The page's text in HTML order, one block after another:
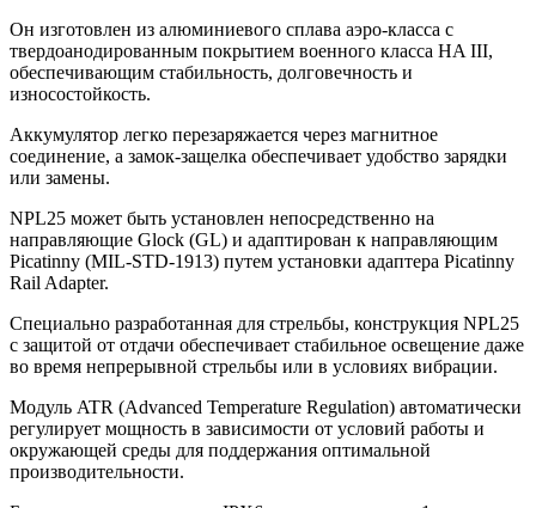
Он изготовлен из алюминиевого сплава аэро-класса с
твердоанодированным покрытием военного класса HA III,
обеспечивающим стабильность, долговечность и
износостойкость.
Аккумулятор легко перезаряжается через магнитное
соединение, а замок-защелка обеспечивает удобство зарядки
или замены.
NPL25 может быть установлен непосредственно на
направляющие Glock (GL) и адаптирован к направляющим
Picatinny (MIL-STD-1913) путем установки адаптера Picatinny
Rail Adapter.
Специально разработанная для стрельбы, конструкция NPL25
с защитой от отдачи обеспечивает стабильное освещение даже
во время непрерывной стрельбы или в условиях вибрации.
Модуль ATR (Advanced Temperature Regulation) автоматически
регулирует мощность в зависимости от условий работы и
окружающей среды для поддержания оптимальной
производительности.